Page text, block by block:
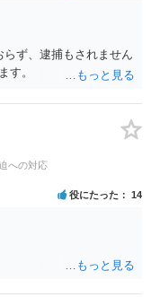
ず、逮捕もされません
す。
への対応
役にたった 14